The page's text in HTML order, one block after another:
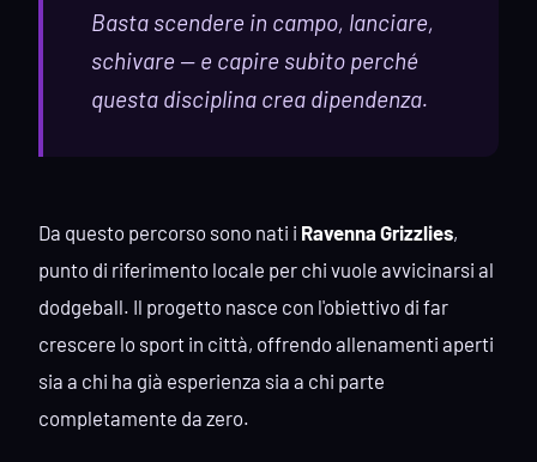
Basta scendere in campo, lanciare,
schivare — e capire subito perché
questa disciplina crea dipendenza.
Da questo percorso sono nati i Ravenna Grizzlies,
punto di riferimento locale per chi vuole avvicinarsi al
dodgeball. Il progetto nasce con l'obiettivo di far
crescere lo sport in città, offrendo allenamenti aperti
sia a chi ha già esperienza sia a chi parte
completamente da zero.